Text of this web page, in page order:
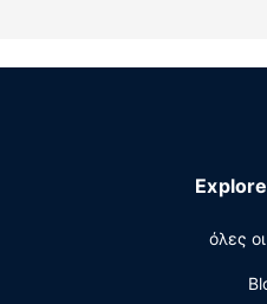
χαμάμ ή απολαύστε τη θέα
που υπάρχουν σε αυτό το
επιπλέον χρέωση είναι
όλες